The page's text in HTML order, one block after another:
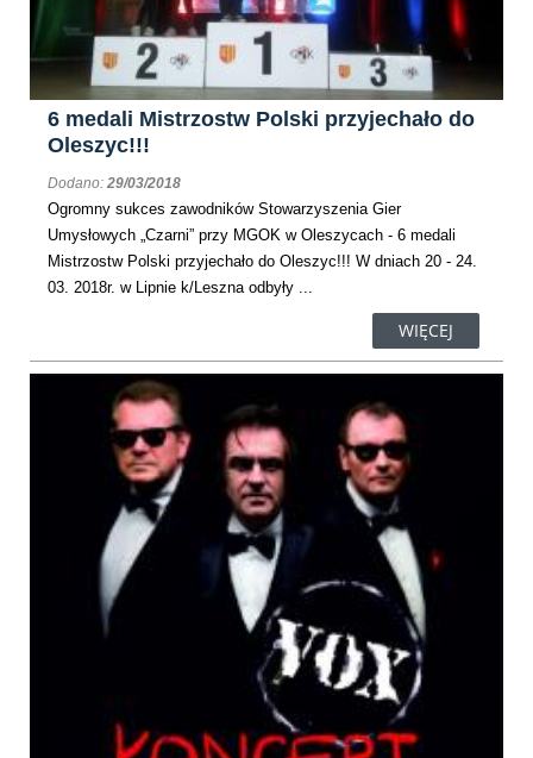
6 medali Mistrzostw Polski przyjechało do
Oleszyc!!!
Dodano: 29/03/2018
Ogromny sukces zawodników Stowarzyszenia Gier
Umysłowych „Czarni” przy MGOK w Oleszycach - 6 medali
Mistrzostw Polski przyjechało do Oleszyc!!! W dniach 20 - 24.
03. 2018r. w Lipnie k/Leszna odbyły ...
WIĘCEJ